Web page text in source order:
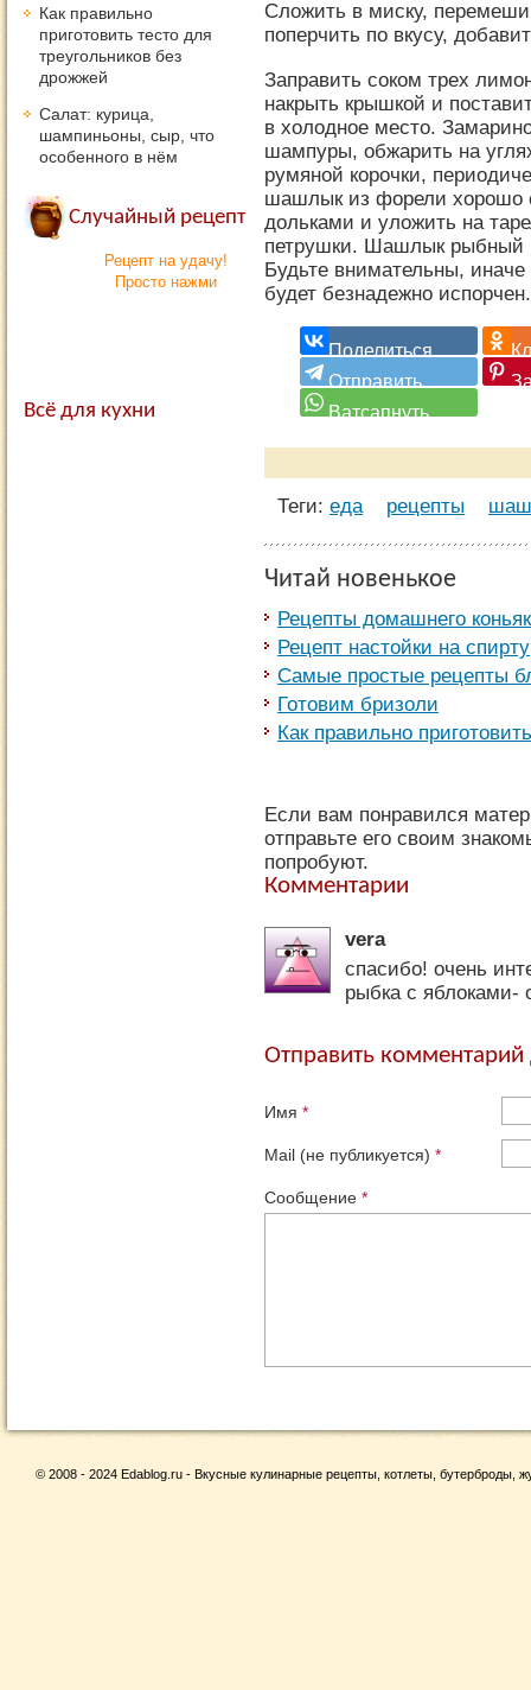
Сложить в миску,
поперчить по вкусу,
Заправить соком трех
накрыть крышкой и
в холодное место.
шампуры, обжарить на
румяной корочки,
шашлык из форели хорошо
дольками и уложить на
петрушки. Шашлык рыбный
Будьте внимательны, иначе
будет безнадежно испорчен.
Теги: еда рецепты
Читай новенькое
Рецепты домашнего
Рецепт настойки на спирту
Самые простые рецепты
Готовим бризоли
Как правильно
Если вам понравился
отправьте его своим
попробуют.
Комментарии
vera
спасибо! очень
рыбка с яблоками-
Отправить
Имя *
Mail (не публикуется) *
Сообщение *
Как правильно
приготовить тесто для
треугольников без
дрожжей
Салат: курица,
шампиньоны, сыр, что
особенного в нём
Случайный рецепт
Рецепт на удачу!
Просто нажми
Всё для кухни
© 2008 - 2024 Edablog.ru - Вкусные кулинарные рецепты, котлеты, бутерброды,